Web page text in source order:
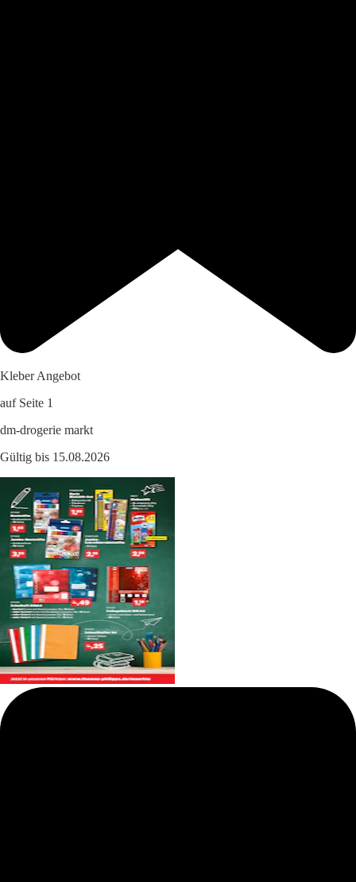
Kleber Angebot
auf Seite 1
dm-drogerie markt
Gültig bis 15.08.2026